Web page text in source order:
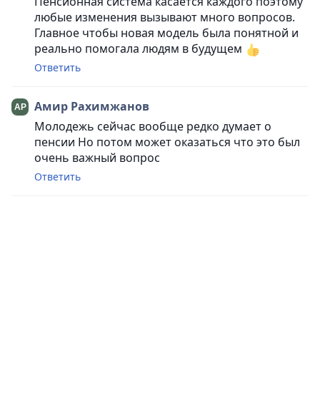
любые изменения вызывают много вопросов.
Главное чтобы новая модель была понятной и
реально помогала людям в будущем
Ответить
Амир Рахимжанов
Молодежь сейчас вообще редко думает о
пенсии Но потом может оказаться что это был
очень важный вопрос
Ответить